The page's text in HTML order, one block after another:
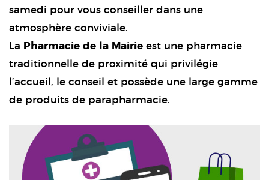
samedi pour vous conseiller dans une
atmosphère conviviale.
La
Pharmacie de la Mairie est une pharmacie
traditionnelle de proximité qui privilégie
l’accueil, le conseil et possède une large gamme
de produits de parapharmacie.